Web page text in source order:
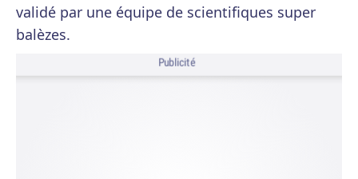
validé par une équipe de scientifiques super
balèzes.
Publicité